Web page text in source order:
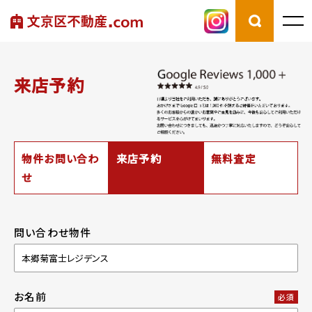
来店予約
物件お問い合わ
せ
来店予約 無料査定
問い合わせ物件
お名前 必須